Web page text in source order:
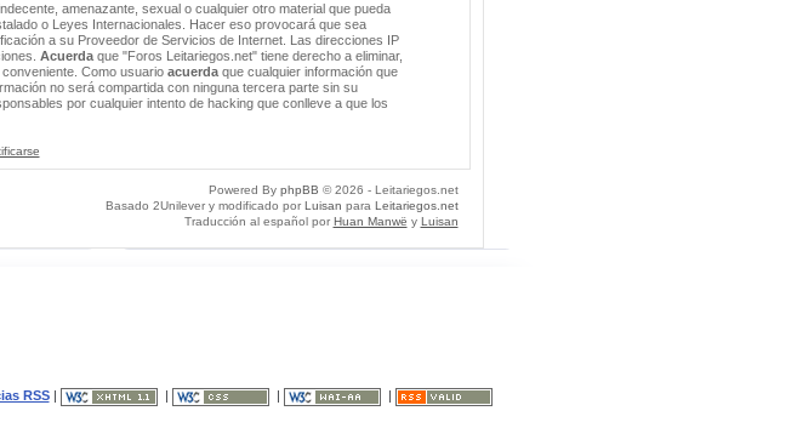
amenazante, sexual o cualquier otro material que pueda
o Leyes Internacionales. Hacer eso provocará que sea
a su Proveedor de Servicios de Internet. Las direcciones IP
Acuerdaque "Foros Leitariegos.net" tiene derecho a eliminar,
Como usuario acuerdaque cualquier información que
no será compartida con ninguna tercera parte sin su
por cualquier intento de hacking que conlleve a que los
Powered By phpBB © 2026 - Leitariegos.net
Basado 2Unilever y modificado por Luisan para Leitariegos.net
Traducción al español por Huan Manwë y Luisan
RSS|